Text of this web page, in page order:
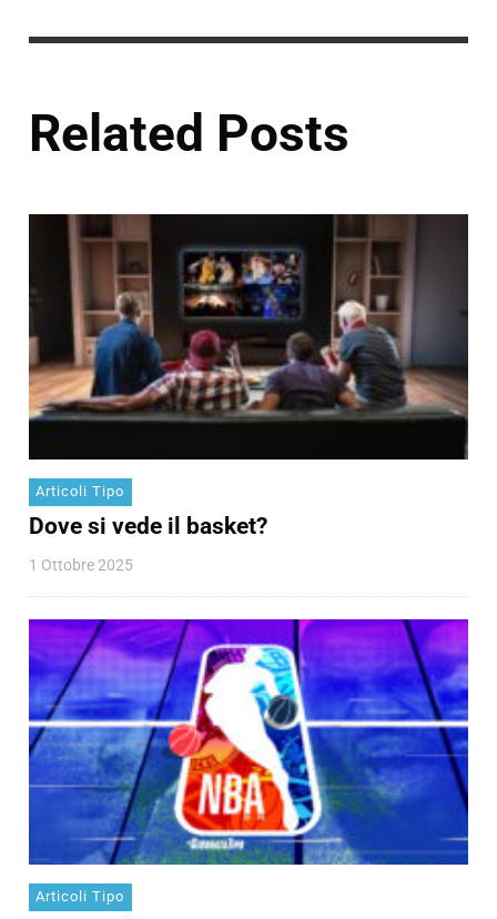
Related Posts
Articoli Tipo
Dove si vede il basket?
1 Ottobre 2025
Articoli Tipo